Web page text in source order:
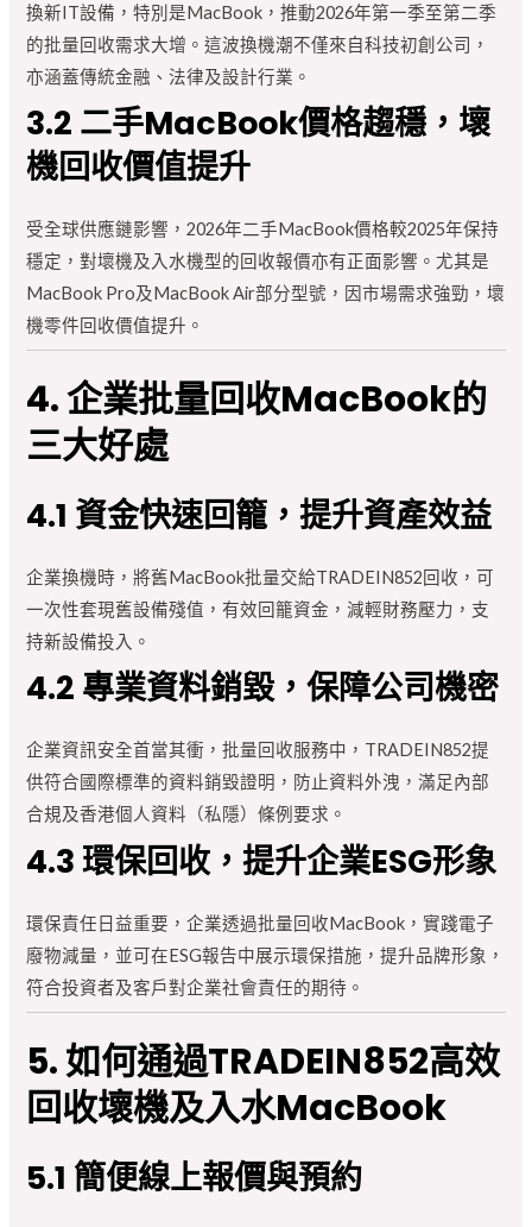
換新IT設備，特別是MacBook，推動2026年第一季至第二季
的批量回收需求大增。這波換機潮不僅來自科技初創公司，
亦涵蓋傳統金融、法律及設計行業。
3.2 二手MacBook價格趨穩，壞
機回收價值提升
受全球供應鏈影響，2026年二手MacBook價格較2025年保持
穩定，對壞機及入水機型的回收報價亦有正面影響。尤其是
MacBook Pro及MacBook Air部分型號，因市場需求強勁，壞
機零件回收價值提升。
4. 企業批量回收MacBook的
三大好處
4.1 資金快速回籠，提升資產效益
企業換機時，將舊MacBook批量交給TRADEIN852回收，可
一次性套現舊設備殘值，有效回籠資金，減輕財務壓力，支
持新設備投入。
4.2 專業資料銷毀，保障公司機密
企業資訊安全首當其衝，批量回收服務中，TRADEIN852提
供符合國際標準的資料銷毀證明，防止資料外洩，滿足內部
合規及香港個人資料（私隱）條例要求。
4.3 環保回收，提升企業ESG形象
環保責任日益重要，企業透過批量回收MacBook，實踐電子
廢物減量，並可在ESG報告中展示環保措施，提升品牌形象，
符合投資者及客戶對企業社會責任的期待。
5. 如何通過TRADEIN852高效
回收壞機及入水MacBook
5.1 簡便線上報價與預約